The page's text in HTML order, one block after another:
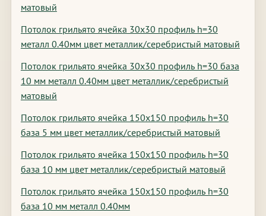
матовый
Потолок грильято ячейка 30х30 профиль h=30
металл 0.40мм цвет металлик/серебристый матовый
Потолок грильято ячейка 30х30 профиль h=30 база
10 мм металл 0.40мм цвет металлик/серебристый
матовый
Потолок грильято ячейка 150х150 профиль h=30
база 5 мм цвет металлик/серебристый матовый
Потолок грильято ячейка 150х150 профиль h=30
база 10 мм цвет металлик/серебристый матовый
Потолок грильято ячейка 150х150 профиль h=30
база 10 мм металл 0.40мм